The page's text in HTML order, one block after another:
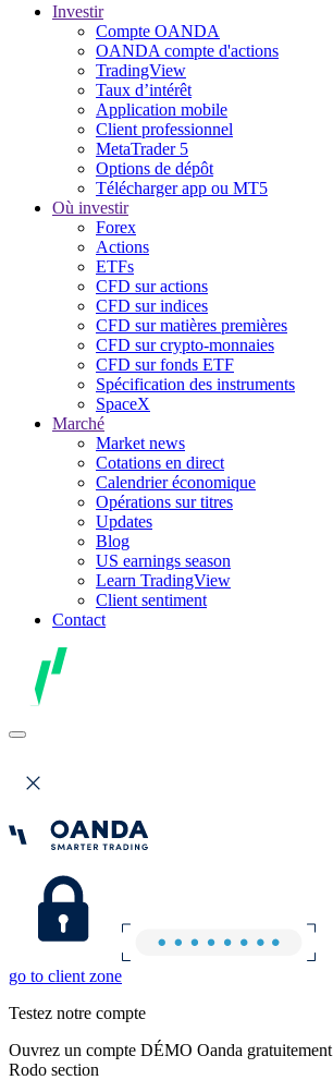
Investir
Compte OANDA
OANDA compte d'actions
TradingView
Taux d’intérêt
Application mobile
Client professionnel
MetaTrader 5
Options de dépôt
Télécharger app ou MT5
Où investir
Forex
Actions
ETFs
CFD sur actions
CFD sur indices
CFD sur matières premières
CFD sur crypto-monnaies
CFD sur fonds ETF
Spécification des instruments
SpaceX
Marché
Market news
Cotations en direct
Calendrier économique
Opérations sur titres
Updates
Blog
US earnings season
Learn TradingView
Client sentiment
Contact
go to client zone
Testez notre compte
Ouvrez un compte DÉMO Oanda gratuitement
Rodo section